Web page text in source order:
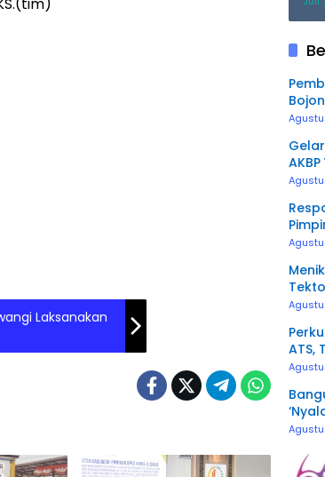
Laksanakan
ATS,
Kerja